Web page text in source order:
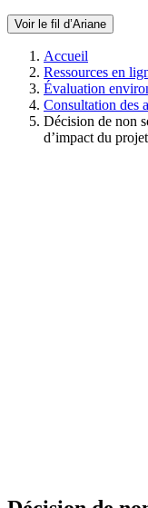
Voir le fil d’Ariane
Accueil
Ressources en
Évaluation
Consultation des
Décision de non
d’impact du